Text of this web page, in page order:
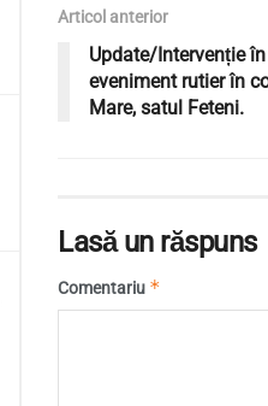
Articol anterior
Update/Intervenție
eveniment rutier în
Mare, satul Feteni.
Lasă un răspuns
Comentariu *